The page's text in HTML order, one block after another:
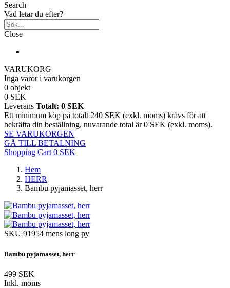
Search
Vad letar du efter?
Close
VARUKORG
Inga varor i varukorgen
0 objekt
0 SEK
Leverans Totalt: 0 SEK
Ett minimum köp på totalt 240 SEK (exkl. moms) krävs för att
bekräfta din beställning, nuvarande total är 0 SEK (exkl. moms).
SE VARUKORGEN
GÅ TILL BETALNING
Shopping Cart 0 SEK
Hem
HERR
Bambu pyjamasset, herr
SKU 91954 mens long py
Bambu pyjamasset, herr
499 SEK
Inkl. moms